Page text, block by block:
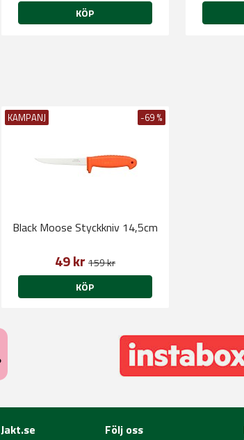
KÖP
KAMPANJ -69 %
Black Moose Styckkniv 14,5cm
49 kr 159 kr
KÖP
Jakt.se Följ oss